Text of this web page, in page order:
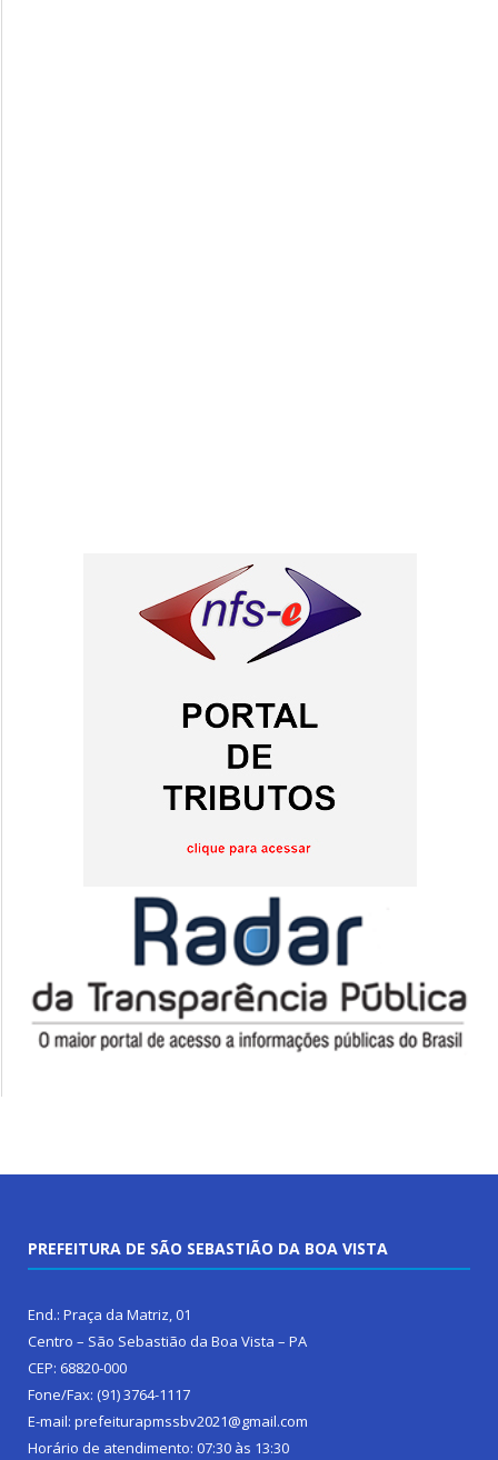
PREFEITURA DE SÃO SEBASTIÃO DA BOA VISTA
End.: Praça da Matriz, 01
Centro – São Sebastião da Boa Vista – PA
CEP: 68820-000
Fone/Fax: (91) 3764-1117
E-mail: prefeiturapmssbv2021@gmail.com
Horário de atendimento: 07:30 às 13:30